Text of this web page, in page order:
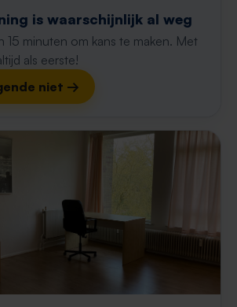
is waarschijnlijk al weg
15 minuten om kans te maken. Met
als eerste!
niet →